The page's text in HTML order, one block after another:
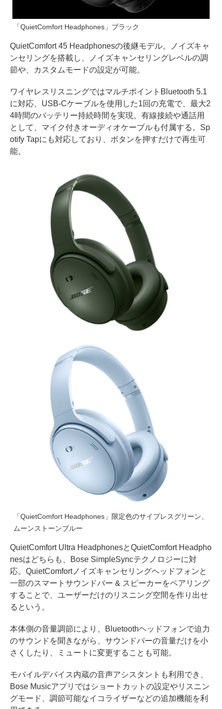
「QuietComfort Headphones」ブラック
QuietComfort 45 Headphonesの後継モデル。ノイズキャ
ンセリングを搭載し、ノイズキャンセリングレベルの調
節や、カスタムモードの設定が可能。
ワイヤレスリスニングではマルチポイントBluetooth 5.1
に対応、USB-Cケーブルを使用した1回の充電で、最大2
4時間のバッテリー持続時間を実現。有線接続や通話用
として、マイク付きオーディオケーブルも付属する。Sp
otify Tapにも対応しており、ボタンを押すだけで再生可
能。
「QuietComfort Headphones」限定色のサイプレスグリーン、
ムーンストーンブルー
QuietComfort Ultra HeadphonesとQuietComfort Headpho
nesはどちらも、Bose SimpleSyncテクノロジーに対
応。QuietComfortノイズキャンセリングヘッドフォンと
一部のスマートサウンドバー & スピーカーをペアリング
することで、ユーザーだけのリスニング空間を作り出せ
るという。
本体側の音量調節により、Bluetoothヘッドフォンで迫力
のサウンドを聞きながら、サウンドバーの音量だけを小
さくしたり、ミュートに変更することも可能。
モバイルデバイス内蔵の音声アシスタントも利用でき、
Bose Musicアプリではショートカットの設定やリスニン
グモード、調節可能なイコライザーなどの追加機能を利